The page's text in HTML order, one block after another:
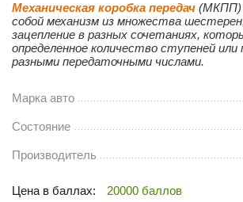
Механическая коробка передач (МКПП)
собой механизм из множества
зацепление в разных сочетаниях,
определенное количество ступеней или
разными передаточными числами.
Марка авто
Состояние
Производитель
Цена в баллах:
20000 баллов